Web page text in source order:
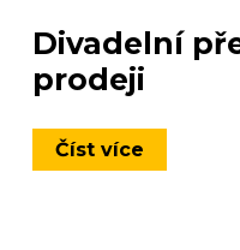
Divadelní
prodeji
Číst více